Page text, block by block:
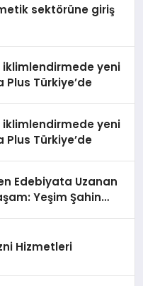
sektörüne giriş
iklimlendirmede yeni
Türkiye’de
iklimlendirmede yeni
Türkiye’de
Edebiyata Uzanan
Yeşim Şahin
Hizmetleri